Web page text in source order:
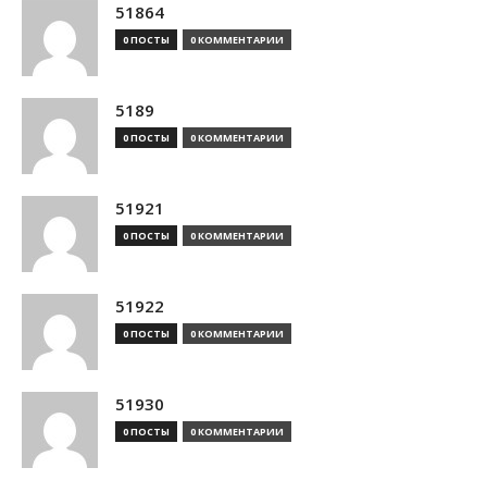
51864
0 ПОСТЫ 0 КОММЕНТАРИИ
5189
0 ПОСТЫ 0 КОММЕНТАРИИ
51921
0 ПОСТЫ 0 КОММЕНТАРИИ
51922
0 ПОСТЫ 0 КОММЕНТАРИИ
51930
0 ПОСТЫ 0 КОММЕНТАРИИ